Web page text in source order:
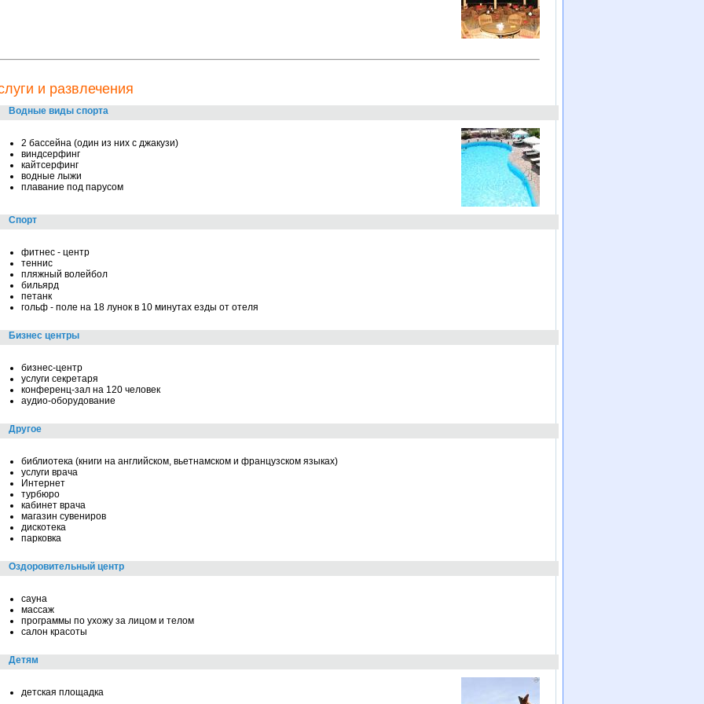
и развлечения
Водные виды спорта
2 бассейна (один из них с джакузи)
виндсерфинг
кайтсерфинг
водные лыжи
плавание под парусом
Спорт
фитнес - центр
теннис
пляжный волейбол
бильярд
петанк
гольф - поле на 18 лунок в 10 минутах езды от отеля
Бизнес центры
бизнес-центр
услуги секретаря
конференц-зал на 120 человек
аудио-оборудование
Другое
библиотека (книги на английском, вьетнамском и французском языках)
услуги врача
Интернет
турбюро
кабинет врача
магазин сувениров
дискотека
парковка
Оздоровительный центр
сауна
массаж
программы по ухожу за лицом и телом
салон красоты
Детям
детская площадка